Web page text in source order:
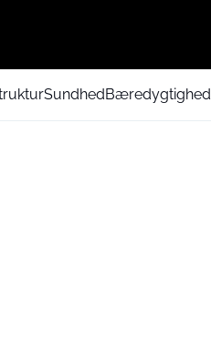
SundhedBæredygtighed